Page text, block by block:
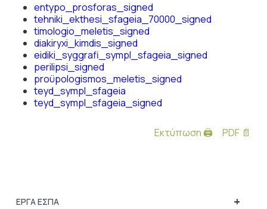
entypo_prosforas_signed
tehniki_ekthesi_sfageia_70000_signed
timologio_meletis_signed
diakiryxi_kimdis_signed
eidiki_syggrafi_sympl_sfageia_signed
perilipsi_signed
proϋpologismos_meletis_signed
teyd_sympl_sfageia
teyd_sympl_sfageia_signed
Εκτύπωση 🖨 PDF 📄
+
ΕΡΓΑ ΕΣΠΑ